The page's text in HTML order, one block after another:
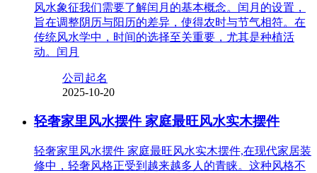
风水象征我们需要了解闰月的基本概念。闰月的设置，
旨在调整阴历与阳历的差异，使得农时与节气相符。在
传统风水学中，时间的选择至关重要，尤其是种植活
动。闰月
公司起名
2025-10-20
轻奢家里风水摆件 家庭最旺风水实木摆件
轻奢家里风水摆件 家庭最旺风水实木摆件,在现代家居装
修中，轻奢风格正受到越来越多人的青睐。这种风格不